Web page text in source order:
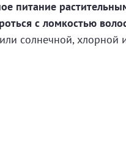
питание
с ломкостью
солнечной, хлорной